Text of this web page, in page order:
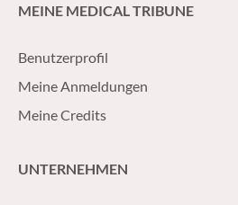
MEINE MEDICAL TRIBUNE
Benutzerprofil
Meine Anmeldungen
Meine Credits
UNTERNEHMEN